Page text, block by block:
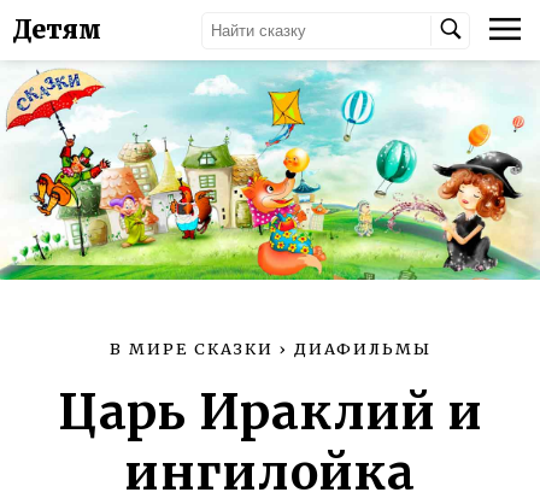
Детям
В МИРЕ СКАЗКИ › ДИАФИЛЬМЫ
Царь Ираклий и
ингилойка